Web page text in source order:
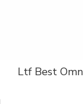
Ltf Best